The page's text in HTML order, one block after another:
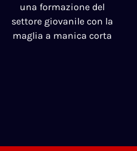
una formazione del
settore giovanile con la
maglia a manica corta